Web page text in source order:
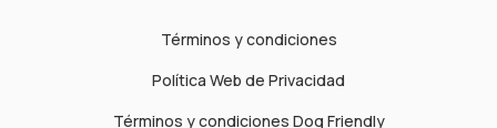
Términos y condiciones
Política Web de Privacidad
Términos y condiciones Dog Friendly